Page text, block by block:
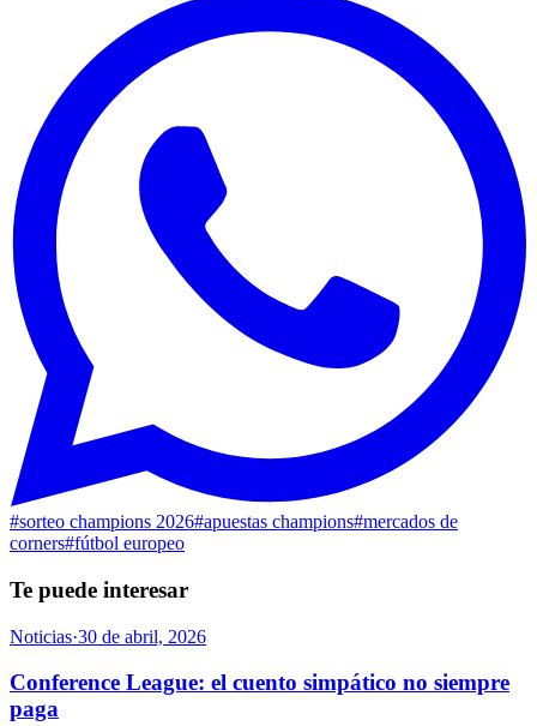
#sorteo champions 2026#apuestas champions#mercados de
corners#fútbol europeo
Te puede interesar
Noticias·30 de abril, 2026
Conference League: el cuento simpático no siempre
paga